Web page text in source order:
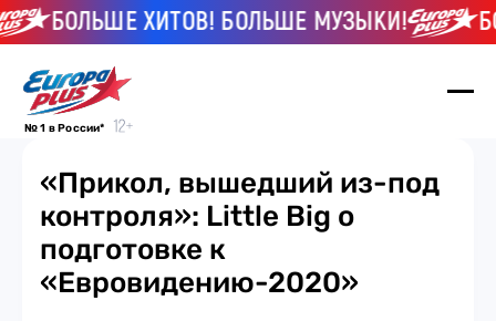
БОЛЬШЕ ХИТОВ! БОЛЬШЕ МУЗЫКИ!
№ 1 в России*
«Прикол, вышедший из-под
контроля»: Little Big о
подготовке к
«Евровидению-2020»